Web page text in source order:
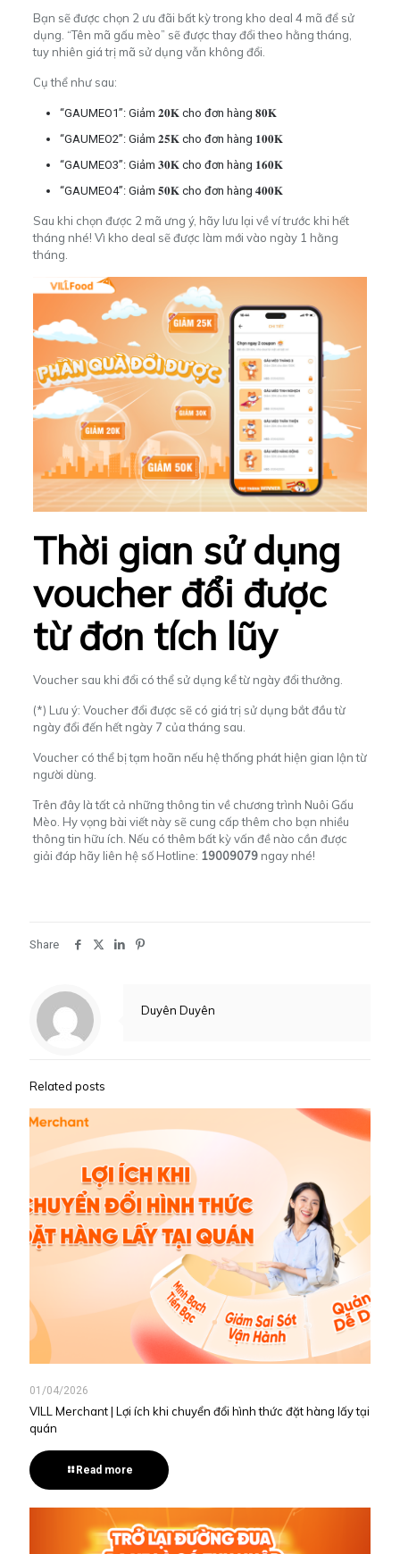
Bạn sẽ được chọn 2 ưu đãi bất kỳ trong kho deal 4 mã để sử
dụng. “Tên mã gấu mèo” sẽ được thay đổi theo hằng tháng,
tuy nhiên giá trị mã sử dụng vẫn không đổi.
Cụ thể như sau:
“GAUMEO1”: Giảm 𝟐𝟎𝐊 cho đơn hàng 𝟖𝟎𝐊
“GAUMEO2”: Giảm 𝟐𝟓𝐊 cho đơn hàng 𝟏𝟎𝟎𝐊
“GAUMEO3”: Giảm 𝟑𝟎𝐊 cho đơn hàng 𝟏𝟔𝟎𝐊
“GAUMEO4”: Giảm 𝟓𝟎𝐊 cho đơn hàng 𝟒𝟎𝟎𝐊
Sau khi chọn được 2 mã ưng ý, hãy lưu lại về ví trước khi hết
tháng nhé! Vì kho deal sẽ được làm mới vào ngày 1 hằng
tháng.
Thời gian sử dụng
voucher đổi được
từ đơn tích lũy
Voucher sau khi đổi có thể sử dụng kể từ ngày đổi thưởng.
(*) Lưu ý: Voucher đổi được sẽ có giá trị sử dụng bắt đầu từ
ngày đổi đến hết ngày 7 của tháng sau.
Voucher có thể bị tạm hoãn nếu hệ thống phát hiện gian lận từ
người dùng.
Trên đây là tất cả những thông tin về chương trình Nuôi Gấu
Mèo. Hy vọng bài viết này sẽ cung cấp thêm cho bạn nhiều
thông tin hữu ích. Nếu có thêm bất kỳ vấn đề nào cần được
giải đáp hãy liên hệ số Hotline: 19009079ngay nhé!
Share
Duyên Duyên
Related posts
01/04/2026
VILL Merchant | Lợi ích khi chuyển đổi hình thức đặt hàng lấy tại
quán
Read more